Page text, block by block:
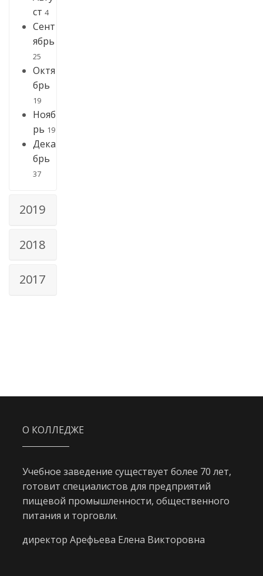
ст 4
Сент
ябрь
25
Октя
брь
19
Нояб
рь 19
Дека
брь
37
2019
2018
2017
О КОЛЛЕДЖЕ
Учебное заведение существует более 70 лет,
готовит специалистов для предприятий
пищевой промышленности, общественного
питания и торговли.
директор Арефьева Елена Викторовна